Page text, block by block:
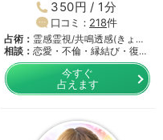
350円 / 1分
口コミ： 218件
占術： 霊感霊視/共鳴透感(きょ
う…
相談：恋愛・不倫・縁結び・復活
愛…
今すぐ
占えます